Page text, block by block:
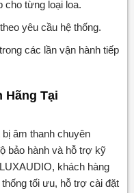
cho từng loại loa.
yêu cầu hệ thống.
các lần vận hành tiếp
Hãng Tại
âm thanh chuyên
bảo hành và hỗ trợ kỹ
khách hàng
tối ưu, hỗ trợ cài đặt